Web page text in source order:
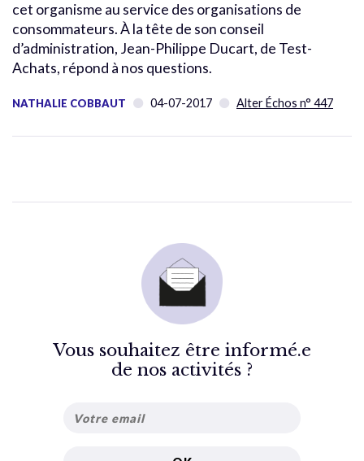
cet organisme au service des organisations de
consommateurs. À la tête de son conseil
d’administration, Jean-Philippe Ducart, de Test-
Achats, répond à nos questions.
NATHALIE COBBAUT 04-07-2017 Alter Échos n° 447
Vous souhaitez être informé.e
de nos activités ?